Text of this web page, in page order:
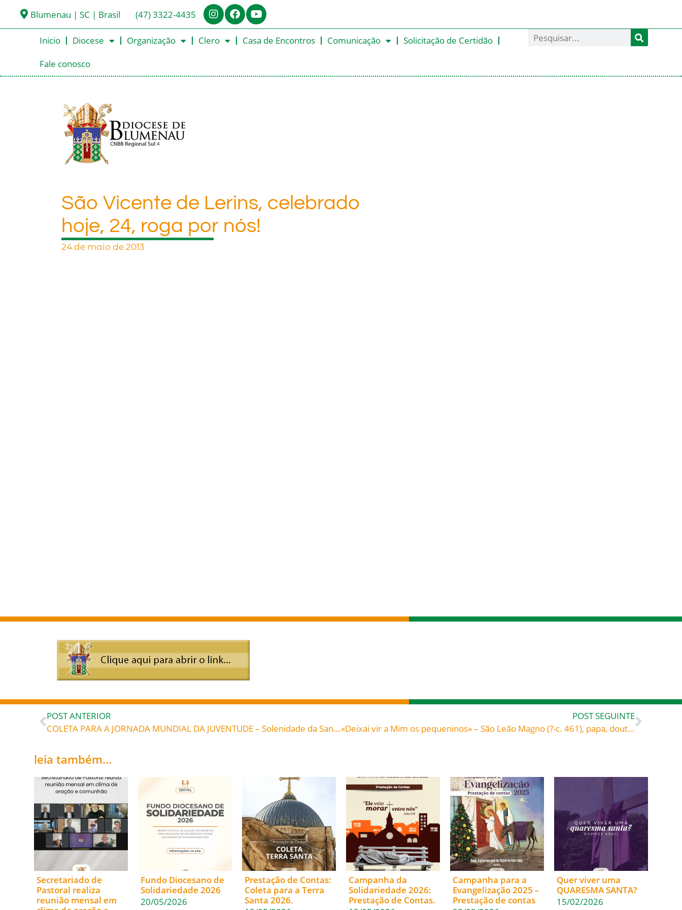
Blumenau | SC | Brasil (47) 3322-4435
Inicio Diocese Organização Clero Casa de Encontros Comunicação
Solicitação de Certidão
Fale conosco
São Vicente de Lerins, celebrado
hoje, 24, roga por nós!
24 de maio de 2013
POST ANTERIOR
COLETA PARA A JORNADA MUNDIAL DA JUVENTUDE – Solenidade da Santíssima Trindade – 25 e 26 de maio de 2013
POST SEGUINTE
«Deixai vir a Mim os pequeninos» – São Leão Magno (?-c. 461), papa, doutor da Igreja
leia também...
Secretariado de
Pastoral realiza
reunião mensal em
Fundo Diocesano de
Solidariedade 2026
20/05/2026
Prestação de Contas:
Coleta para a Terra
Santa 2026.
Campanha da
Solidariedade 2026:
Prestação de Contas.
Campanha para a
Evangelização 2025 –
Prestação de contas
Quer viver uma
QUARESMA SANTA?
15/02/2026